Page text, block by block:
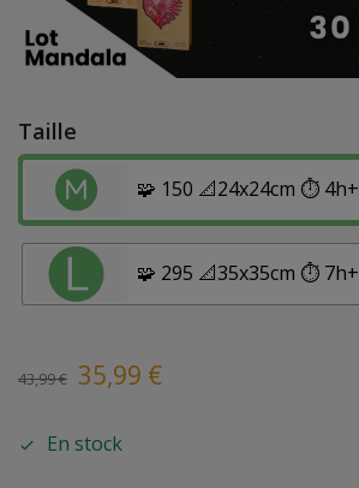
Taille
🧩 150 📐24x24cm ⏱️ 4h+
🧩 295 📐35x35cm ⏱️ 7h+
43,99€ 35,99 €
En stock